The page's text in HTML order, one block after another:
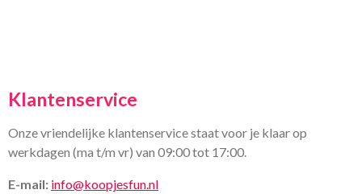
Klantenservice
Onze vriendelijke klantenservice staat voor je klaar op
werkdagen (ma t/m vr) van 09:00 tot 17:00.
E-mail: info@koopjesfun.nl